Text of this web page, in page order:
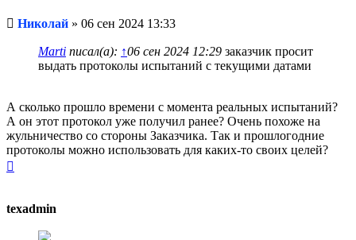
Непрочитанное
Николай » 06 сен 2024 13:33
Marti писал(а): ↑06 сен 2024 12:29 заказчик просит
выдать протоколы испытаний с текущими датами
А сколько прошло времени с момента реальных испытаний?
А он этот протокол уже получил ранее? Очень похоже на
жульничество со стороны Заказчика. Так и прошлогодние
протоколы можно использовать для каких-то своих целей?
texadmin